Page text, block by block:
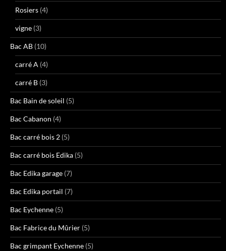
Rosiers (4)
vigne (3)
Bac AB (10)
carré A (4)
carré B (3)
Bac Bain de soleil (5)
Bac Cabanon (4)
Bac carré bois 2 (5)
Bac carré bois Edika (5)
Bac Edika garage (7)
Bac Edika portail (7)
Bac Eychenne (5)
Bac Fabrice du Mûrier (5)
Bac grimpant Eychenne (5)